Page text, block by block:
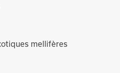
mellifères